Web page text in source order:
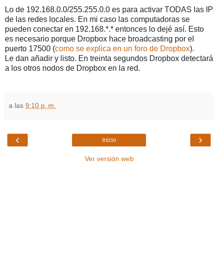
Lo de 192.168.0.0/255.255.0.0 es para activar TODAS las IP
de las redes locales. En mi caso las computadoras se
pueden conectar en 192.168.*.* entonces lo dejé así. Esto
es necesario porque Dropbox hace broadcasting por el
puerto 17500 (como se explica en un foro de Dropbox).
Le dan añadir y listo. En treinta segundos Dropbox detectará
a los otros nodos de Dropbox en la red.
a las 9:10 p. m.
‹ ›
Inicio
Ver versión web